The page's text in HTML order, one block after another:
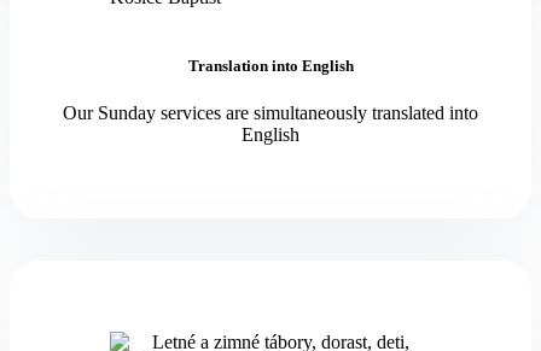
Translation into English
Our Sunday services are simultaneously translated into
English